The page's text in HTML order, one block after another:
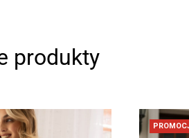
produkty